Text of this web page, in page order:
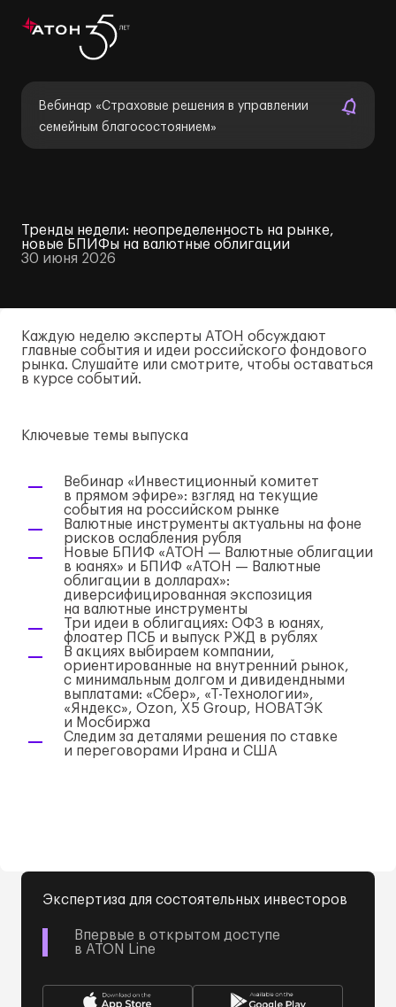
Вебинар «Страховые решения в управлении
семейным благосостоянием»
Тренды недели: неопределенность на рынке,
новые БПИФы на валютные облигации
30 июня 2026
Каждую неделю эксперты АТОН обсуждают
главные события и идеи российского фондового
рынка. Слушайте или смотрите, чтобы оставаться
в курсе событий.
Ключевые темы выпуска
Вебинар «Инвестиционный комитет
в прямом эфире»: взгляд на текущие
события на российском рынке
Валютные инструменты актуальны на фоне
рисков ослабления рубля
Новые БПИФ «АТОН — Валютные облигации
в юанях» и БПИФ «АТОН — Валютные
облигации в долларах»:
диверсифицированная экспозиция
на валютные инструменты
Три идеи в облигациях: ОФЗ в юанях,
флоатер ПСБ и выпуск РЖД в рублях
В акциях выбираем компании,
ориентированные на внутренний рынок,
с минимальным долгом и дивидендными
выплатами: «Сбер», «Т-Технологии»,
«Яндекс», Ozon, Х5 Group, НОВАТЭК
и Мосбиржа
Следим за деталями решения по ставке
и переговорами Ирана и США
Экспертиза для состоятельных инвесторов
Впервые в открытом доступе
в ATON Line